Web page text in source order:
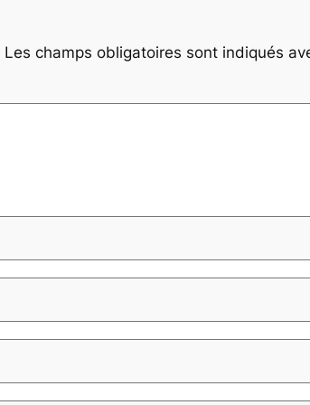
Les champs obligatoires sont indiqués